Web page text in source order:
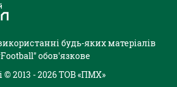
будь-яких матеріалів
обов'язкове
© 2013 - 2026 ТОВ «ПМХ»